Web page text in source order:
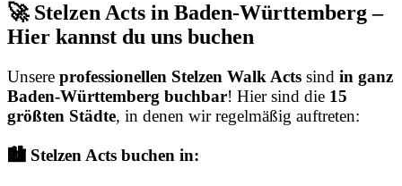
🚀 Stelzen Acts in Baden-Württemberg –
Hier kannst du uns buchen
Unsere professionellen Stelzen Walk Acts sind in ganz
Baden-Württemberg buchbar! Hier sind die 15
größten Städte, in denen wir regelmäßig auftreten:
🏙️ Stelzen Acts buchen in: